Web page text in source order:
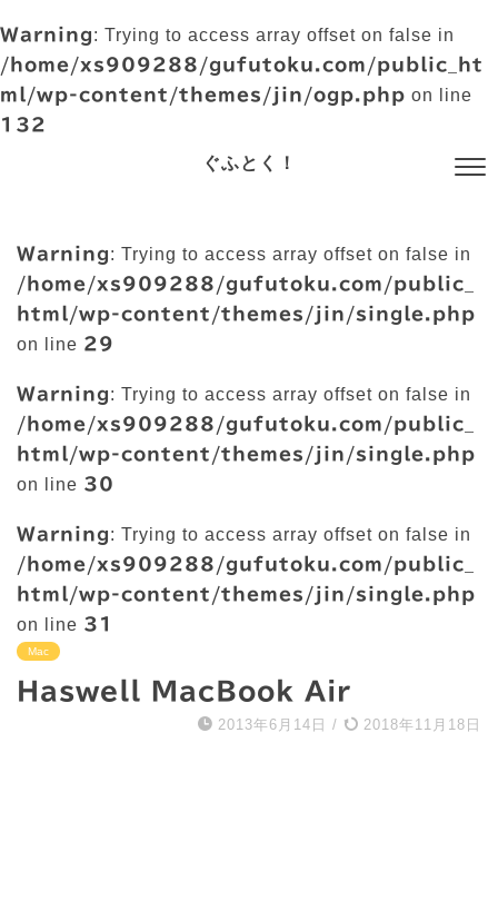
Warning: Trying to access array offset on false in
/home/xs909288/gufutoku.com/public_ht
ml/wp-content/themes/jin/ogp.php on line
132
ぐふとく！
Warning: Trying to access array offset on false in
/home/xs909288/gufutoku.com/public_
html/wp-content/themes/jin/single.php
on line 29
Warning: Trying to access array offset on false in
/home/xs909288/gufutoku.com/public_
html/wp-content/themes/jin/single.php
on line 30
Warning: Trying to access array offset on false in
/home/xs909288/gufutoku.com/public_
html/wp-content/themes/jin/single.php
on line 31
Mac
Haswell MacBook Air
2013年6月14日 / 2018年11月18日